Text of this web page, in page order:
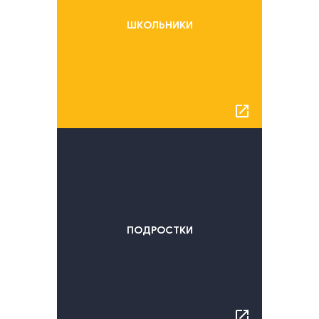
ШКОЛЬНИКИ
launch
ПОДРОСТКИ